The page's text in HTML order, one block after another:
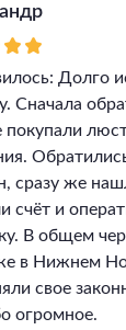
Долго
Сначала
покупали
сразу же
счёт и
В общем
в Нижнем
свое
огромное.